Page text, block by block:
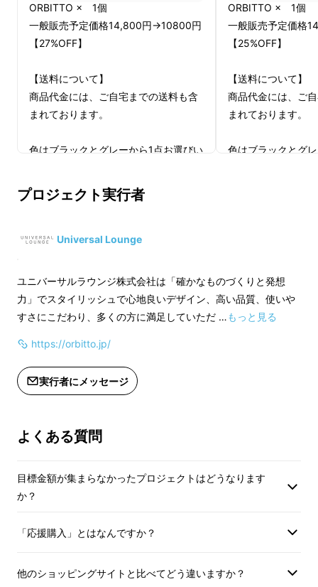
所を選ばず快適なひとときを演出する逸品で
ORBITTO × 1個
一般販売予定価格14,800円→10800円
【27%OFF】
【送料について】
商品代金には、ご自宅までの送料も含
まれております。
色はブラックとグレーから1点お選びい
※皆様の応援購入により量産効率が向
価格より下がる可能性もございます。
づけるよう徹底しておりますが、 お使
いのモニター設定、お部屋の照明等に
より実際の商品と色味が異なる場合が
※デザイン・仕様・パッケージの色等
了承ください。
※ご注文状況、使用部材の供給状況、
遅れる場合があります。
ORBITTO × 1個
一般販売予定価格
【25%OFF】
【送料について】
商品代金には、ご
まれております。
色はブラックとグ
づけるよう徹底し
いのモニター設定
プロジェクト実行者
Universal Lounge
ユニバーサルラウンジ株式会社は「確かなものづくりと発想
力」でスタイリッシュで心地良いデザイン、高い品質、使いや
すさにこだわり、多くの方に満足していただ …もっと見る
https://orbitto.jp/
実行者にメッセージ
よくある質問
目標金額が集まらなかったプロジェクトはどうなります
か？
「応援購入」とはなんですか？
他のショッピングサイトと比べてどう違いますか？